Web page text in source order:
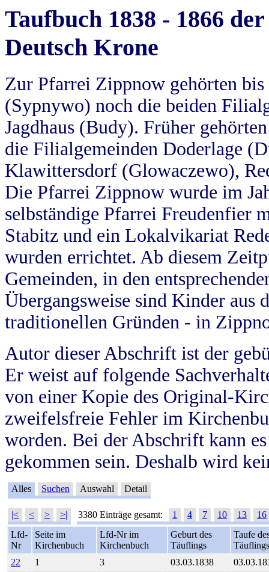
Taufbuch 1838 - 1866
Deutsch Krone
Zur Pfarrei Zippnow gehörten
(Sypnywo) noch die beiden
Jagdhaus (Budy). Früher
die Filialgemeinden Doderlage
Klawittersdorf (Glowaczewo),
Die Pfarrei Zippnow wurde im
selbständige Pfarrei Freudenfier
Stabitz und ein Lokalvikariat
wurden errichtet. Ab diesem
Gemeinden, in den
Übergangsweise sind Kinder aus
traditionellen Gründen - in
Autor dieser Abschrift ist der
Er weist auf folgende
von einer Kopie des Original-
zweifelsfreie Fehler im
worden. Bei der Abschrift kann
gekommen sein. Deshalb wird
Alles Suchen Auswahl Detail
|< < > >| 3380 Einträge gesamt: 1 4 7 10 13
16
Lfd-
Nr
Seite im
Kirchenbuch
Lfd-Nr im
Kirchenbuch
Geburt des
Täuflings
Taufe
Täuflings
22
1 3 03.03.1838